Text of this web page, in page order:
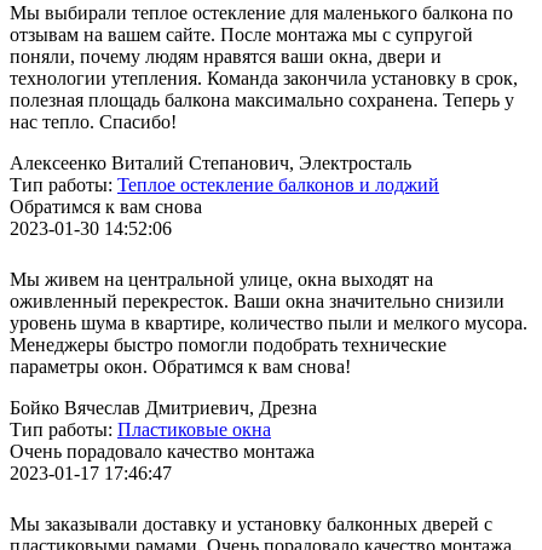
Мы выбирали теплое остекление для маленького балкона по
отзывам на вашем сайте. После монтажа мы с супругой
поняли, почему людям нравятся ваши окна, двери и
технологии утепления. Команда закончила установку в срок,
полезная площадь балкона максимально сохранена. Теперь у
нас тепло. Спасибо!
Алексеенко Виталий Степанович, Электросталь
Тип работы: Теплое остекление балконов и лоджий
Обратимся к вам снова
2023-01-30 14:52:06
Мы живем на центральной улице, окна выходят на
оживленный перекресток. Ваши окна значительно снизили
уровень шума в квартире, количество пыли и мелкого мусора.
Менеджеры быстро помогли подобрать технические
параметры окон. Обратимся к вам снова!
Бойко Вячеслав Дмитриевич, Дрезна
Тип работы: Пластиковые окна
Очень порадовало качество монтажа
2023-01-17 17:46:47
Мы заказывали доставку и установку балконных дверей с
пластиковыми рамами. Очень порадовало качество монтажа.